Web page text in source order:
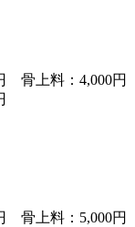
骨上料：4,000円
骨上料：5,000円